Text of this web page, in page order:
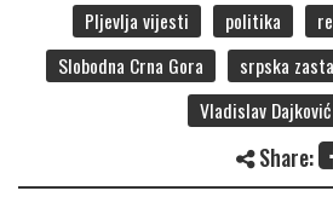
Pljevlja vijesti politika
Slobodna Crna Gora
srpska
Vladislav Dajković
Share: